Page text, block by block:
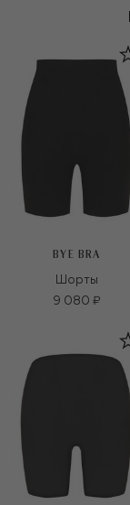
BYE BRA
Шорты
9 080 ₽